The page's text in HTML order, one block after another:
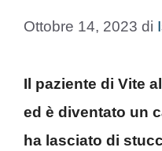
Ottobre 14, 2023 di
Il paziente di Vite
ed è diventato un
ha lasciato di